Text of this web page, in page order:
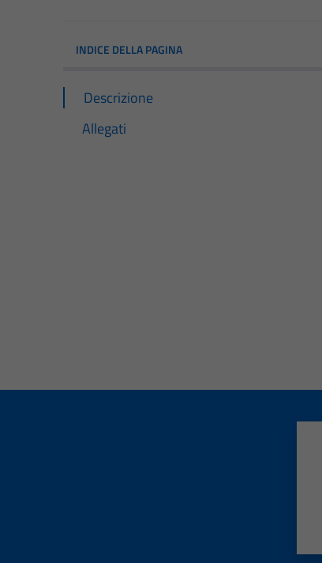
INDICE DELLA PAGINA
Descrizione
Allegati